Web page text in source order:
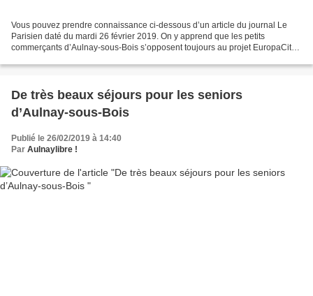
Vous pouvez prendre connaissance ci-dessous d’un article du journal Le
Parisien daté du mardi 26 février 2019. On y apprend que les petits
commerçants d’Aulnay-sous-Bois s’opposent toujours au projet EuropaCity.
De très beaux séjours pour les seniors
d’Aulnay-sous-Bois
Publié le 26/02/2019 à 14:40
Par Aulnaylibre !